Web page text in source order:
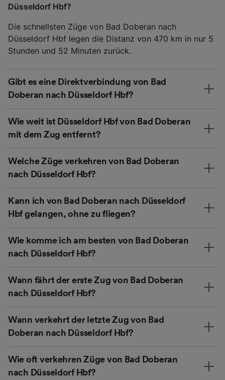
Düsseldorf Hbf?
Die schnellsten Züge von Bad Doberan nach
Düsseldorf Hbf legen die Distanz von 470 km in nur 5
Stunden und 52 Minuten zurück.
Gibt es eine Direktverbindung von Bad
Doberan nach Düsseldorf Hbf?
Wie weit ist Düsseldorf Hbf von Bad Doberan
mit dem Zug entfernt?
Welche Züge verkehren von Bad Doberan
nach Düsseldorf Hbf?
Kann ich von Bad Doberan nach Düsseldorf
Hbf gelangen, ohne zu fliegen?
Wie komme ich am besten von Bad Doberan
nach Düsseldorf Hbf?
Wann fährt der erste Zug von Bad Doberan
nach Düsseldorf Hbf?
Wann verkehrt der letzte Zug von Bad
Doberan nach Düsseldorf Hbf?
Wie oft verkehren Züge von Bad Doberan
nach Düsseldorf Hbf?